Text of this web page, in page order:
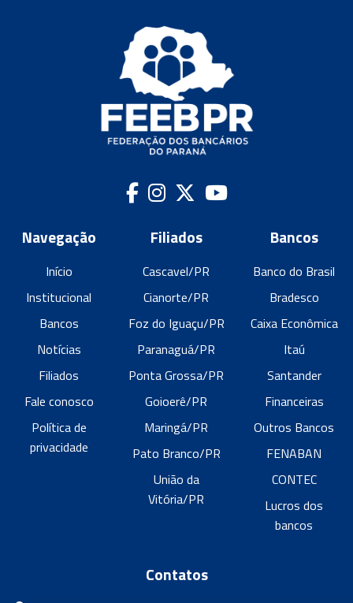
Navegação
Início
Institucional
Bancos
Notícias
Filiados
Fale conosco
Política de
privacidade
Filiados
Cascavel/PR
Cianorte/PR
Foz do Iguaçu/PR
Paranaguá/PR
Ponta Grossa/PR
Goioerê/PR
Maringá/PR
Pato Branco/PR
União da
Vitória/PR
Bancos
Banco do Brasil
Bradesco
Caixa Econômica
Itaú
Santander
Financeiras
Outros Bancos
FENABAN
CONTEC
Lucros dos
bancos
Contatos